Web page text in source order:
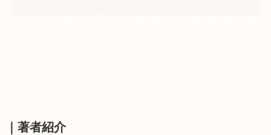
｜著者紹介